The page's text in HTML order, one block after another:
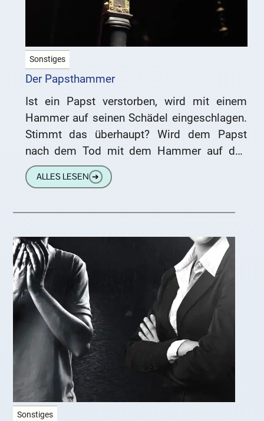
Sonstiges
Der Papsthammer
Ist ein Papst verstorben, wird mit einem
Hammer auf seinen Schädel eingeschlagen.
Stimmt das überhaupt? Wird dem Papst
nach dem Tod mit dem Hammer auf den
Schädel geschlagen? Nach dem
ALLES LESEN ➔
Sonstiges